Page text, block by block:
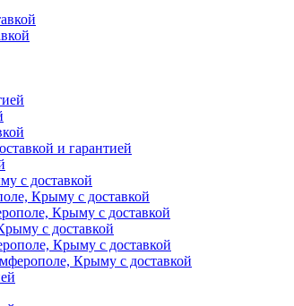
и гарантией
с доставкой
Крыму с доставкой
Крыму с доставкой
с доставкой
Крыму с доставкой
Крыму с доставкой